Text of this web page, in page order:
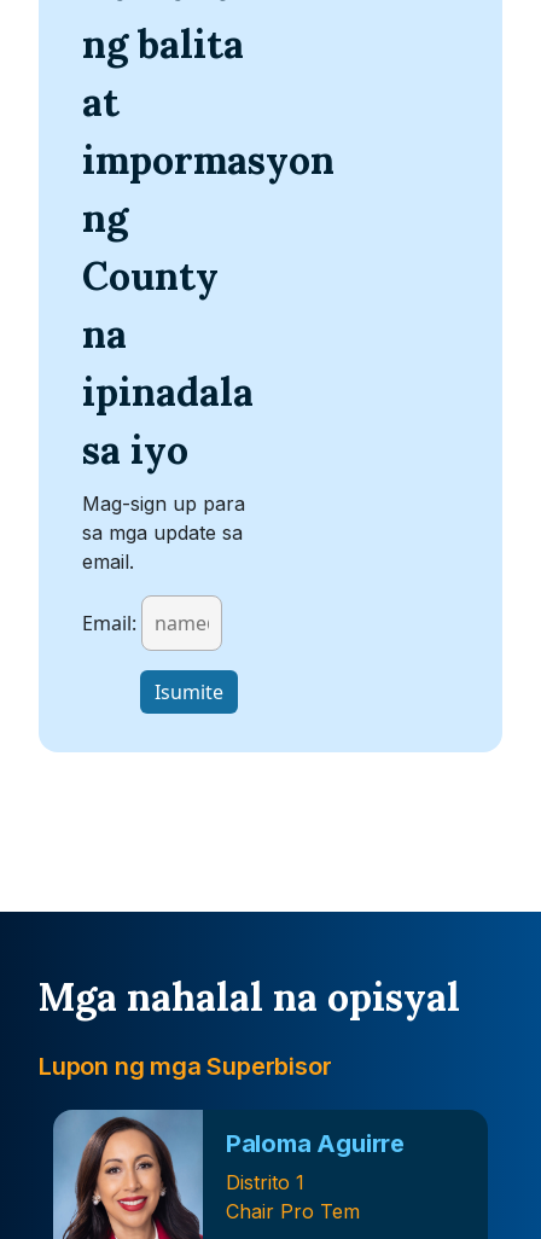
ng balita
at
impormasyon
ng
County
na
ipinadala
sa iyo
Mag-sign up para
sa mga update sa
email.
Email:
halimbawa username@example.com
Mga nahalal na opisyal
Lupon ng mga Superbisor
Paloma Aguirre
Distrito 1
Chair Pro Tem